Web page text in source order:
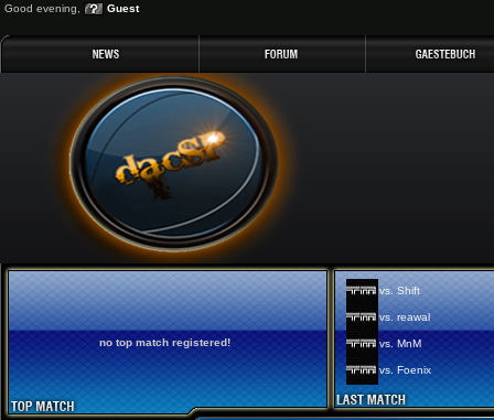
Good evening, Guest
no top match registered!
vs. Shift
vs. reawal
vs. MnM
vs. Foenix